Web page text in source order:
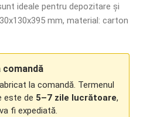
ideale pentru depozitare și
mm, material: carton
la comandă. Termenul
este de 5–7 zile lucrătoare,
fi expediată.